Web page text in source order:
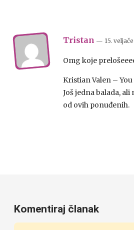
Tristan — 15. veljače
Omg koje
Kristian Valen –
Još jedna balada,
od ovih ponuđenih.
Komentiraj članak